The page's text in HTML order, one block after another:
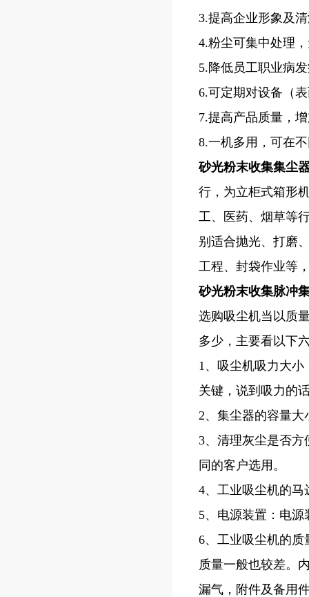
3.提高企业形象及
4.粉尘可集中处理
5.降低员工职业病
6.可定期对设备（
7.提高产品质量，
8.一机多用，可在
砂光粉末收集集尘
行，为立柜式箱形
工、医药、烟草等
别适合抛光、打磨
工程、封袋作业等
砂光粉末收集脉冲
选购吸尘机当以质
多少，主要看以下
1、吸尘机吸力大
关键，说到吸力的
2、集尘器的容量大
3、清理灰尘是否
同的客户选用。
4、工业吸尘机的
5、电源装置：电
6、工业吸尘机的
质量一般也较差。
漏气，附件及备用